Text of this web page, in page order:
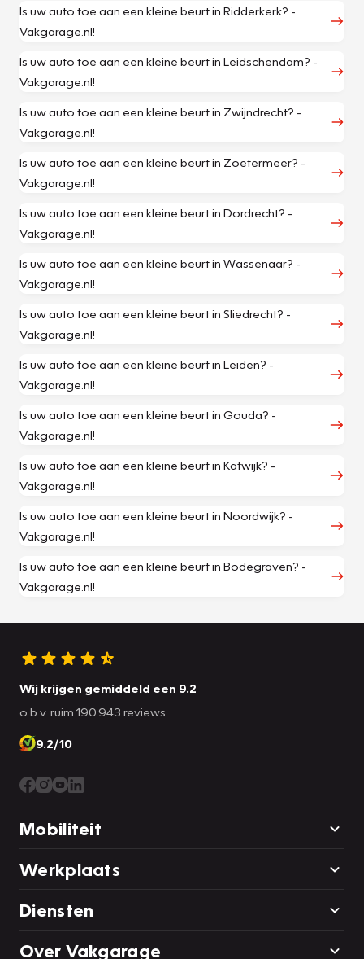
Is uw auto toe aan een kleine beurt in Ridderkerk? -
Vakgarage.nl!
Is uw auto toe aan een kleine beurt in Leidschendam? -
Vakgarage.nl!
Is uw auto toe aan een kleine beurt in Zwijndrecht? -
Vakgarage.nl!
Is uw auto toe aan een kleine beurt in Zoetermeer? -
Vakgarage.nl!
Is uw auto toe aan een kleine beurt in Dordrecht? -
Vakgarage.nl!
Is uw auto toe aan een kleine beurt in Wassenaar? -
Vakgarage.nl!
Is uw auto toe aan een kleine beurt in Sliedrecht? -
Vakgarage.nl!
Is uw auto toe aan een kleine beurt in Leiden? -
Vakgarage.nl!
Is uw auto toe aan een kleine beurt in Gouda? -
Vakgarage.nl!
Is uw auto toe aan een kleine beurt in Katwijk? -
Vakgarage.nl!
Is uw auto toe aan een kleine beurt in Noordwijk? -
Vakgarage.nl!
Is uw auto toe aan een kleine beurt in Bodegraven? -
Vakgarage.nl!
Wij krijgen gemiddeld een 9.2
o.b.v. ruim 190.943 reviews
9.2/10
Mobiliteit
Werkplaats
Diensten
Over Vakgarage